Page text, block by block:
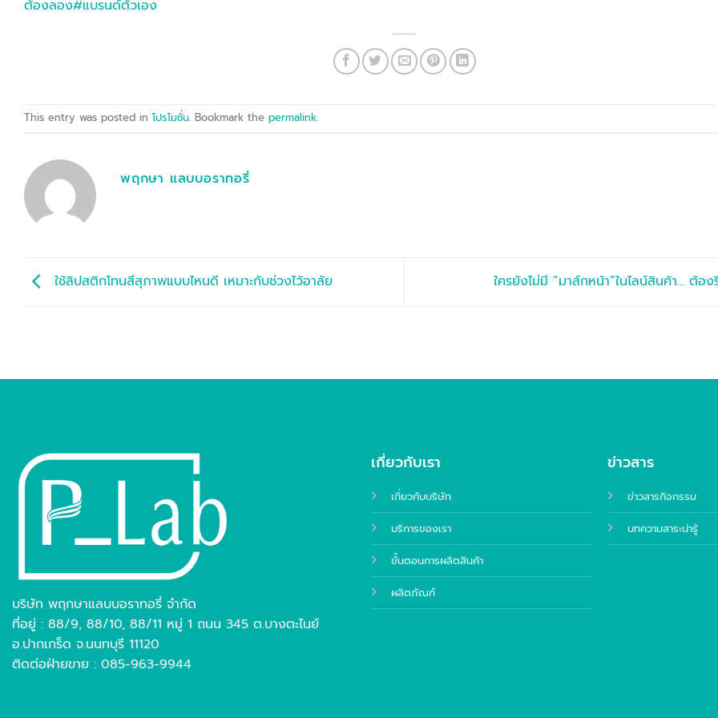
ต้องลอง#แบรนด์ตัวเอง
This entry was posted in โปรโมชั่น. Bookmark the permalink.
พฤกษา แลบบอราทอรี่
ใช้ลิปสติกโทนสีสุภาพแบบไหนดี เหมาะกับช่วงไว้อาลัย ใครยังไม่มี “มาส์กหน้า”ในไลน์สินค้า… ต้อ
บริษัท พฤกษาแลบบอราทอรี่ จำกัด
ที่อยู่ : 88/9, 88/10, 88/11 หมู่ 1 ถนน 345 ต.บางตะไนย์
อ.ปากเกร็ด จ.นนทบุรี 11120
ติดต่อฝ่ายขาย : 085-963-9944
เกี่ยวกับเรา
เกี่ยวกับบริษัท
บริการของเรา
ขั้นตอนการผลิตสินค้า
ผลิตภัณฑ์
ข่าวสาร
ข่าวสารกิจกรรม
บทความสาระน่ารู้